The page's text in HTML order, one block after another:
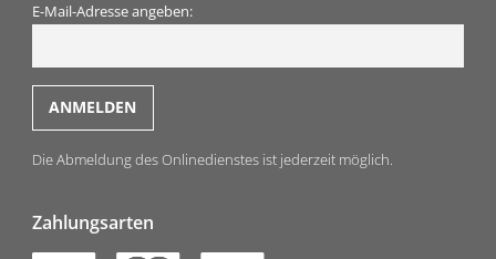
E-Mail-Adresse angeben:
Die Abmeldung des Onlinedienstes ist jederzeit möglich.
Zahlungsarten